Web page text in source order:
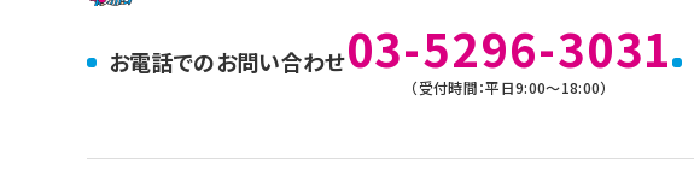
お電話でのお問い合わせ03-5296-3031
（受付時間：平日9:00～18:00）